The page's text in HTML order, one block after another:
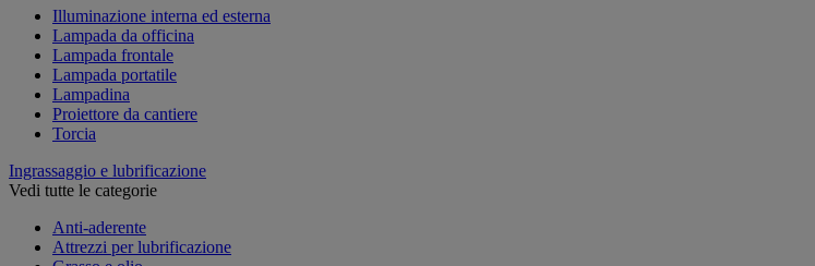
Illuminazione interna ed esterna
Lampada da officina
Lampada frontale
Lampada portatile
Lampadina
Proiettore da cantiere
Torcia
Ingrassaggio e lubrificazione
Vedi tutte le categorie
Anti-aderente
Attrezzi per lubrificazione